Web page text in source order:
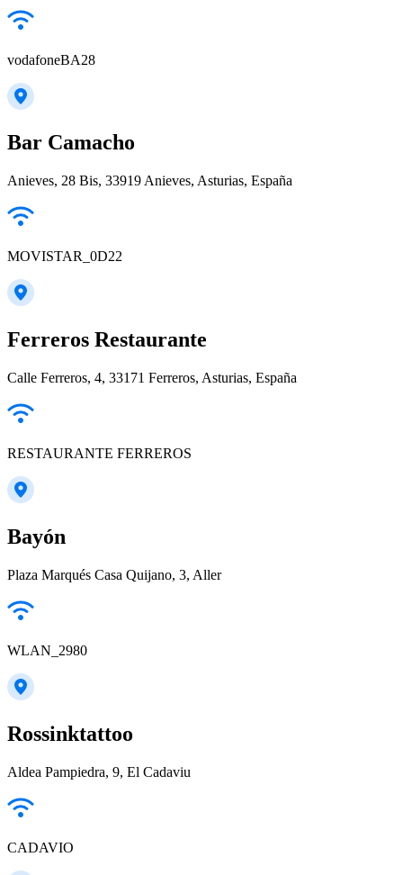
vodafoneBA28
Bar Camacho
Anieves, 28 Bis, 33919 Anieves, Asturias, España
MOVISTAR_0D22
Ferreros Restaurante
Calle Ferreros, 4, 33171 Ferreros, Asturias, España
RESTAURANTE FERREROS
Bayón
Plaza Marqués Casa Quijano, 3, Aller
WLAN_2980
Rossinktattoo
Aldea Pampiedra, 9, El Cadaviu
CADAVIO